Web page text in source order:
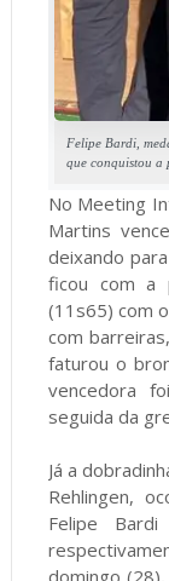
Felipe Bardi,
que conquistou a
No Meeting
Martins
deixando
ficou com a
(11s65) com
com
faturou o
vencedora
seguida da
Já a
Rehlingen,
Felipe